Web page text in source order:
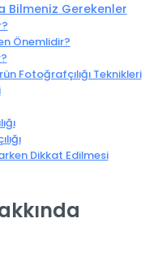
Bilmeniz Gerekenler
Önemlidir?
Fotoğrafçılığı Teknikleri
Dikkat Edilmesi